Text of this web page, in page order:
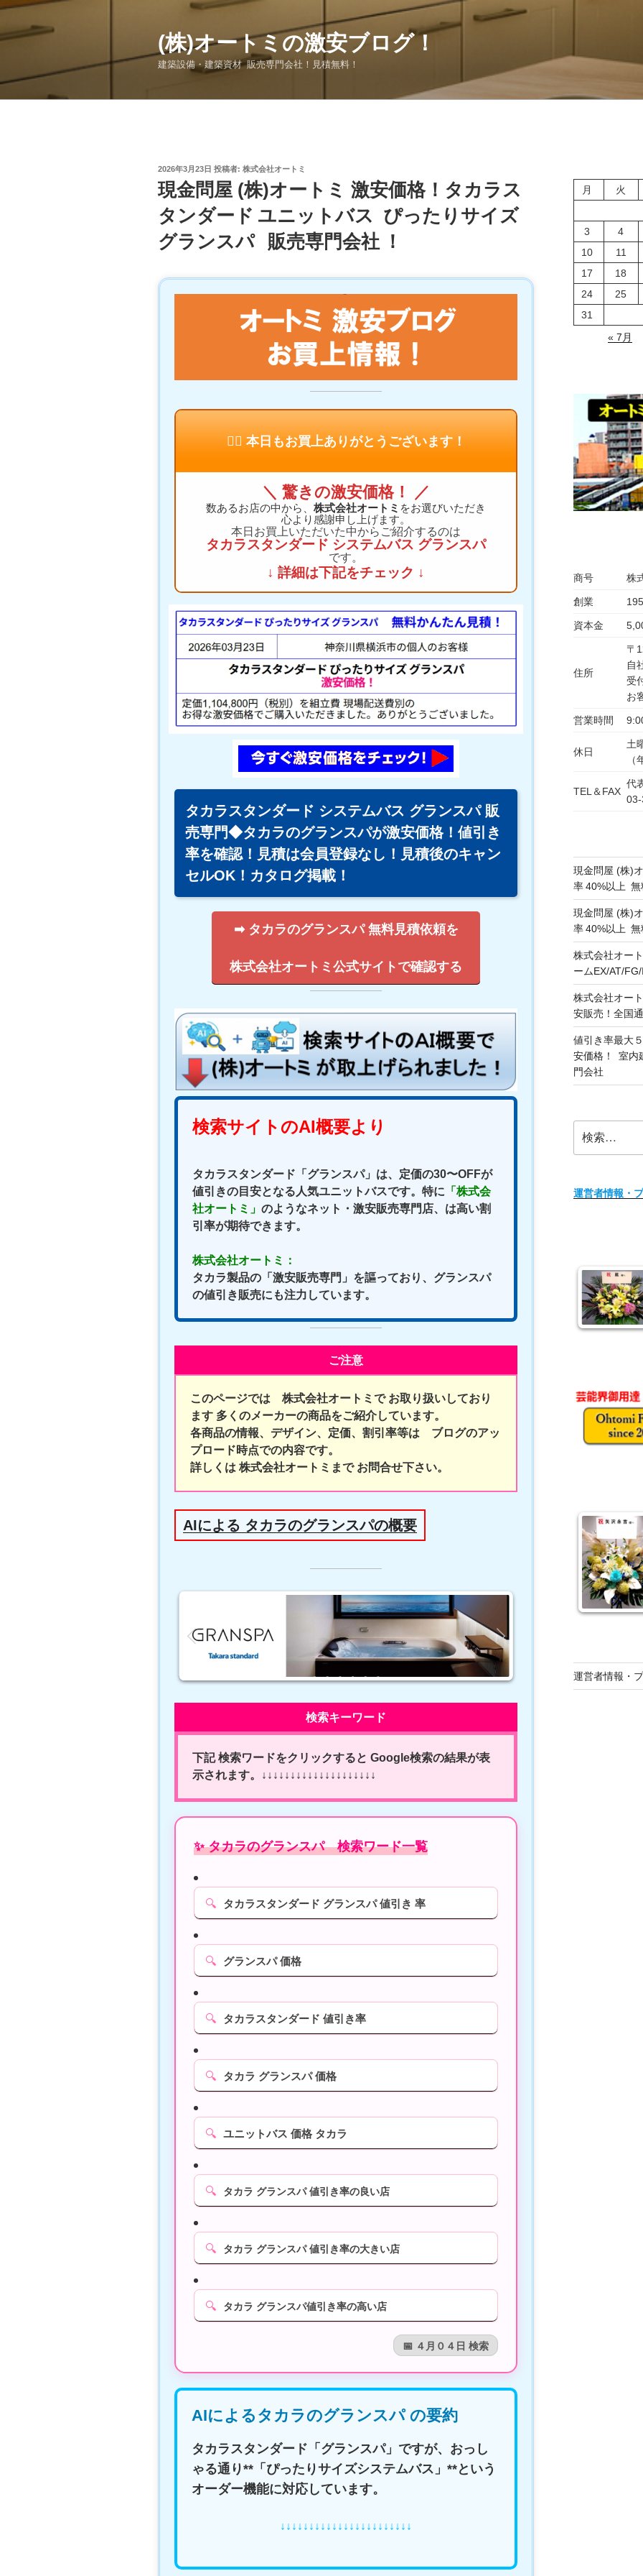
コ
テ
(株)オートミの激安ブログ！
建築設備・建築資材 販売専門会社！見積無料！
投
稿
日:
2026年3月23日 投稿者: 株式会社オートミ
現金問屋 (株)オートミ 激安価格！タカラス
タンダード ユニットバス ぴったりサイズ
グランスパ 販売専門会社 ！
🙇‍♂️ 本日もお買上ありがとうございます！
＼ 驚きの激安価格！ ／
数あるお店の中から、株式会社オートミ をお選びいただき
心より感謝申し上げます。
本日お買上いただいた中からご紹介するのは
タカラスタンダード システムバス グランスパ
です。
↓ 詳細は下記をチェック ↓
タカラスタンダード システムバス グランスパ 販
売専門◆タカラのグランスパが激安価格！値引き
率を確認！見積は会員登録なし！見積後のキャン
セルOK！カタログ掲載！
➡ タカラのグランスパ 無料見積依頼を
株式会社オートミ公式サイトで確認する
タカラスタンダード「グランスパ」は、定価の30〜OFFが
値引きの目安となる人気ユニットバスです。特に 「株式会
社オートミ」 のようなネット・激安販売専門店、は高い割
引率が期待できます。
株式会社オートミ：
タカラ製品の「激安販売専門」を謳っており、グランスパ
の値引き販売にも注力しています。
ご注意
このページでは 株式会社オートミで お取り扱いしており
ます 多くのメーカーの商品をご紹介しています。
各商品の情報、デザイン、定価、割引率等は ブログのアッ
プロード時点での内容です。
詳しくは 株式会社オートミまで お問合せ下さい。
AIによる タカラのグランスパの概要
検索キーワード
下記 検索ワードをクリックすると Google検索の結果が表
示されます。↓↓↓↓↓↓↓↓↓↓↓↓↓↓↓↓↓↓↓↓
✨ タカラのグランスパ 検索ワード一覧
🔍 タカラスタンダード グランスパ 値引き 率
🔍 グランスパ 価格
🔍 タカラスタンダード 値引き率
🔍 タカラ グランスパ 価格
🔍 ユニットバス 価格 タカラ
🔍 タカラ グランスパ 値引き率の良い店
🔍 タカラ グランスパ 値引き率の大きい店
🔍 タカラ グランスパ値引き率の高い店
📅 ４月０４日 検索
AIによるタカラのグランスパ の要約
タカラスタンダード「グランスパ」ですが、おっし
ゃる通り**「ぴったりサイズシステムバス」**という
オーダー機能に対応しています。
↓↓↓↓↓↓↓↓↓↓↓↓↓↓↓↓↓↓↓↓↓↓↓
月
火
3
4
10
11
17
18
24
25
31
« 7月
商号 株
創業
資本金
住所
〒
自
受
お
営業時間
休日
土
（
TEL＆FAX
代
現金問屋 (株)
率 40%以上
現金問屋 (株)
率 40%以上
株式会社オー
ームEX/AT/
株式会社オー
安販売！全国
値引き率最大
安価格！ 室内
門会社
索:
運営者情報・
運営者情報・